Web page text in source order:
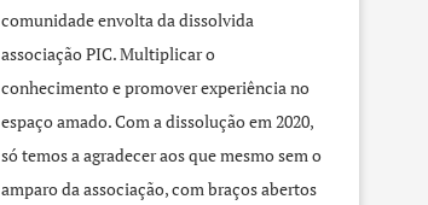
comunidade envolta da dissolvida
associação PIC. Multiplicar o
conhecimento e promover experiência no
espaço amado. Com a dissolução em 2020,
só temos a agradecer aos que mesmo sem o
amparo da associação, com braços abertos